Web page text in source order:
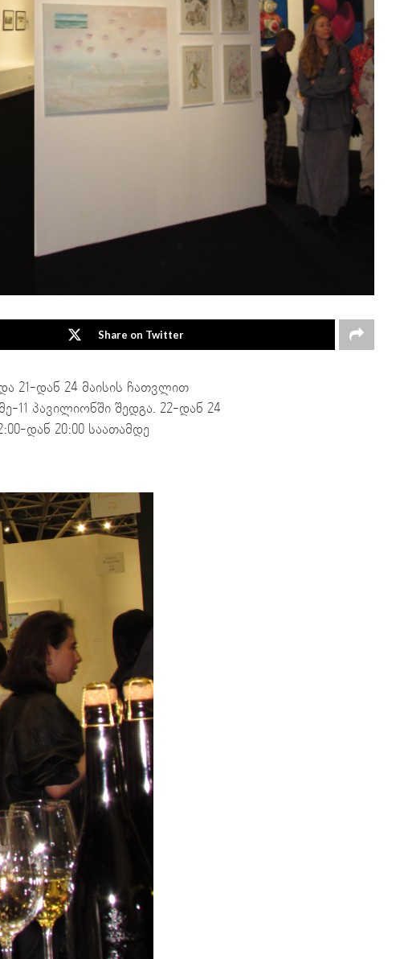
Share on Twitter
21-დან 24 მაისის ჩათვლით
11 პავილიონში შედგა. 22-დან 24
დან 20:00 საათამდე